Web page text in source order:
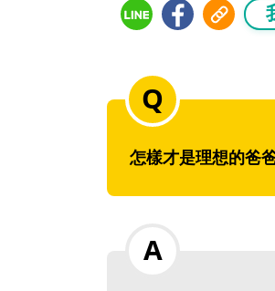
怎樣才是理想的爸